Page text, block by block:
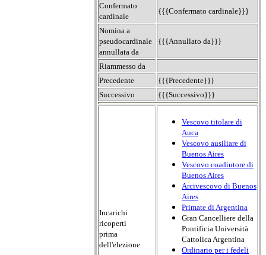
Confermato
cardinale
{{{Confermato cardinale}}}
Nomina a
pseudocardinale
annullata da
{{{Annullato da}}}
Riammesso da
Precedente
{{{Precedente}}}
Successivo
{{{Successivo}}}
Incarichi
ricoperti
prima
dell'elezione
Vescovo titolare di
Auca
Vescovo ausiliare di
Buenos Aires
Vescovo coadiutore di
Buenos Aires
Arcivescovo di Buenos
Aires
Primate di Argentina
Gran Cancelliere della
Pontificia Università
Cattolica Argentina
Ordinario per i fedeli